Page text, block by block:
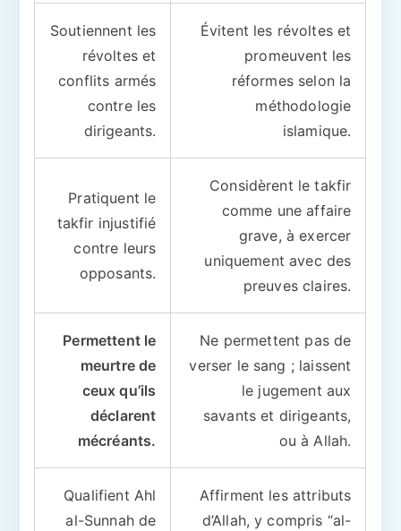
Soutiennent les
révoltes et
conflits armés
contre les
dirigeants.
Évitent les révoltes et
promeuvent les
réformes selon la
méthodologie
islamique.
Pratiquent le
takfir injustifié
contre leurs
opposants.
Considèrent le takfir
comme une affaire
grave, à exercer
uniquement avec des
preuves claires.
Permettent le
meurtre de
ceux qu’ils
déclarent
mécréants.
Ne permettent pas de
verser le sang ; laissent
le jugement aux
savants et dirigeants,
ou à Allah.
Qualifient Ahl
al-Sunnah de
Affirment les attributs
d’Allah, y compris “al-